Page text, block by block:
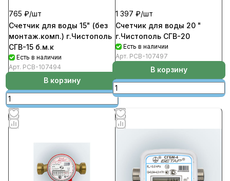
765 ₽/шт
Счетчик для воды 15" (без
монтаж.комп.) г.Чистополь
СГВ-15 б.м.к
Есть в наличии
Арт. РСВ-107494
В корзину
1 397 ₽/шт
Счетчик для воды 20 "
г.Чистополь СГВ-20
Есть в наличии
Арт. РСВ-107497
В корзину